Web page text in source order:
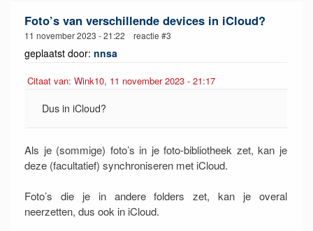
Foto’s van verschillende devices in iCloud?
11 november 2023 - 21:22 reactie #3
geplaatst door: nnsa
Citaat van: Wink10, 11 november 2023 - 21:17
Dus in iCloud?
Als je (sommige) foto’s in je foto-bibliotheek zet, kan je
deze (facultatief) synchroniseren met iCloud.
Foto’s die je in andere folders zet, kan je overal
neerzetten, dus ook in iCloud.